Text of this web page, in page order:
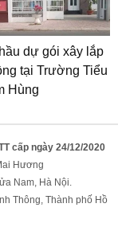
dự gói xây lắp
tại Trường Tiểu
Hùng
cấp ngày 24/12/2020
Hương
Nam, Hà Nội.
Thông, Thành phố Hồ